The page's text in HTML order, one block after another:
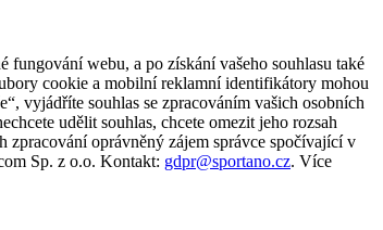
webu, a po získání vašeho souhlasu také
cookie a mobilní reklamní identifikátory mohou
vyjádříte souhlas se zpracováním vašich osobních
udělit souhlas, chcete omezit jeho rozsah
zpracování oprávněný zájem správce spočívající v
Sp. z o.o. Kontakt: gdpr@sportano.cz. Více